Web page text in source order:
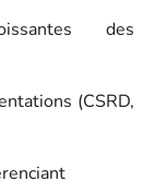
des
(CSRD,